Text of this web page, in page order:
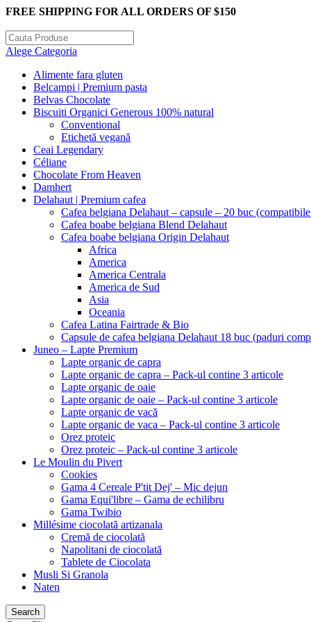
FREE SHIPPING FOR ALL ORDERS OF $150
Alege Categoria
Alimente fara gluten
Belcampi | Premium pasta
Belvas Chocolate
Biscuiti Organici Generous 100% natural
Conventional
Etichetă vegană
Ceai Legendary
Céliane
Chocolate From Heaven
Damhert
Delahaut | Premium cafea
Cafea belgiana Delahaut – capsule – 20 buc
Cafea boabe belgiana Blend Delahaut
Cafea boabe belgiana Origin Delahaut
Africa
America
America Centrala
America de Sud
Asia
Oceania
Cafea Latina Fairtrade & Bio
Capsule de cafea belgiana Delahaut 18 buc (paduri
Juneo – Lapte Premium
Lapte organic de capra
Lapte organic de capra – Pack-ul contine 3 articole
Lapte organic de oaie
Lapte organic de oaie – Pack-ul contine 3 articole
Lapte organic de vacă
Lapte organic de vaca – Pack-ul contine 3 articole
Orez proteic
Orez proteic – Pack-ul contine 3 articole
Le Moulin du Pivert
Cookies
Gama 4 Cereale P'tit Dej' – Mic dejun
Gama Equi'libre – Gama de echilibru
Gama Twibio
Millésime ciocolată artizanala
Cremă de ciocolată
Napolitani de ciocolată
Tablete de Ciocolata
Musli Si Granola
Naten
Search